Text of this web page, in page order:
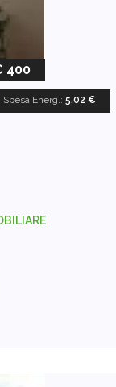
400
Spesa Energ.: 5,02 €